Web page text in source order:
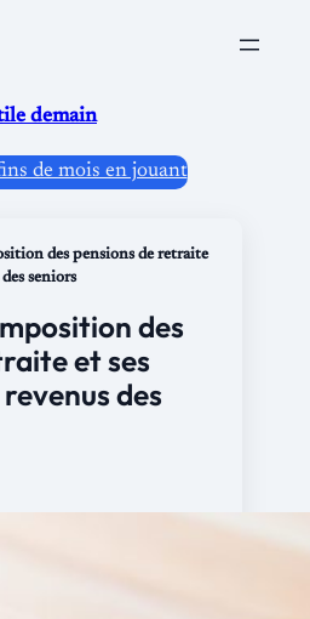
demain
de mois en jouant
des pensions de retraite
seniors
des
et ses
des